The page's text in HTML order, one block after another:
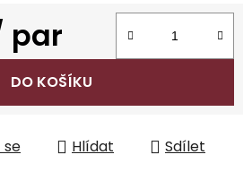
par
DO KOŠÍKU
Hlídat Sdílet